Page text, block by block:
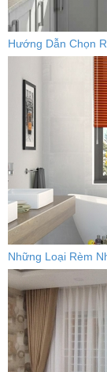
Hướng Dẫn Chọn
Những Loại Rèm